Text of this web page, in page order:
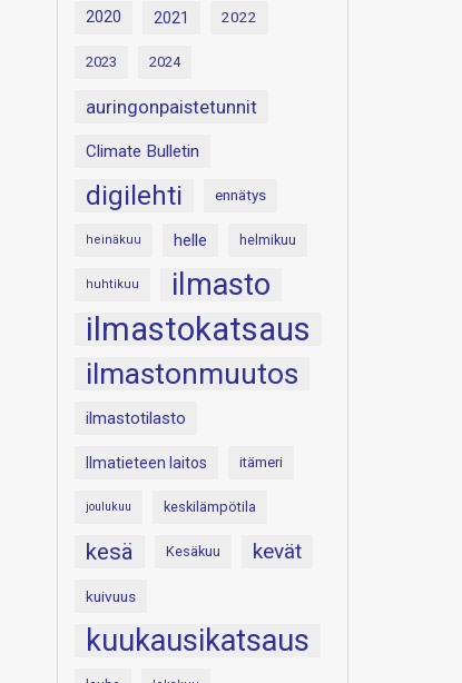
2020 2021 2022
2023 2024
auringonpaistetunnit
Climate Bulletin
digilehti ennätys
heinäkuu helle helmikuu
huhtikuu ilmasto
ilmastokatsaus
ilmastonmuutos
ilmastotilasto
Ilmatieteen laitos itämeri
joulukuu keskilämpötila
kesä Kesäkuu kevät
kuivuus
kuukausikatsaus